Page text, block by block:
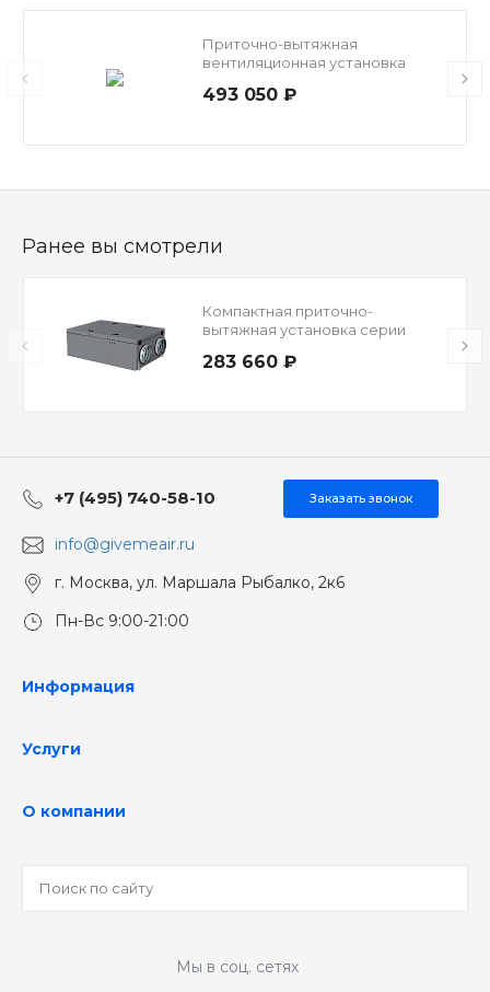
Приточно-вытяжная
вентиляционная установка
серии ZPVP-M 1000 PE AC A
493 050 ₽
Ранее вы смотрели
Компактная приточно-
вытяжная установка серии
ZPVP-M 450 PW
283 660 ₽
+7 (495) 740-58-10 Заказать звонок
info@givemeair.ru
г. Москва, ул. Маршала Рыбалко, 2к6
Пн-Вс 9:00-21:00
Информация
Услуги
О компании
Мы в соц. сетях